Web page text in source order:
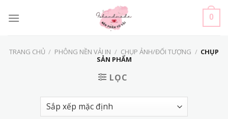
0
TRANG CHỦ / PHÔNG NỀN VẢI IN / CHỤP ẢNH/ĐỐI TƯỢNG / CHỤP
SẢN PHẨM
LỌC